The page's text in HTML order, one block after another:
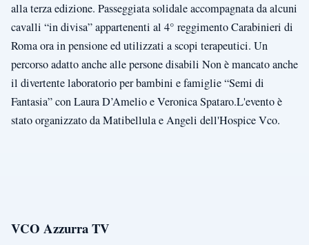
alla terza edizione. Passeggiata solidale accompagnata da alcuni
cavalli “in divisa” appartenenti al 4° reggimento Carabinieri di
Roma ora in pensione ed utilizzati a scopi terapeutici. Un
percorso adatto anche alle persone disabili Non è mancato anche
il divertente laboratorio per bambini e famiglie “Semi di
Fantasia” con Laura D’Amelio e Veronica Spataro.L'evento è
stato organizzato da Matibellula e Angeli dell'Hospice Vco.
VCO Azzurra TV